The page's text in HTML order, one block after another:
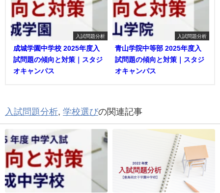
入試問題分析
成城学園中学校 2025年度入
試問題の傾向と対策｜スタジ
オキャンパス
入試問題分析
青山学院中等部 2025年度入
試問題の傾向と対策｜スタジ
オキャンパス
入試問題分析, 学校選びの関連記事